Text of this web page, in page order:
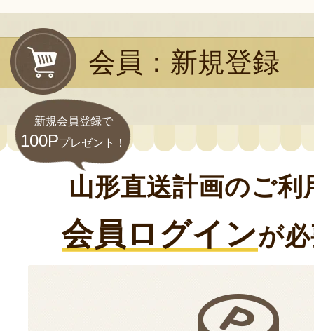
会員：新規登録
新規会員登録で
100Pプレゼント！
山形直送計画のご利
会員ログインが